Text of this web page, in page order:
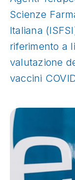
Scienze
Italiana
riferimento a
valutazione
vaccini